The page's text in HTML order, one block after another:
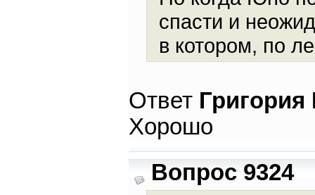
спасти и
в котором, по
Ответ
Хорошо
Вопрос 9324